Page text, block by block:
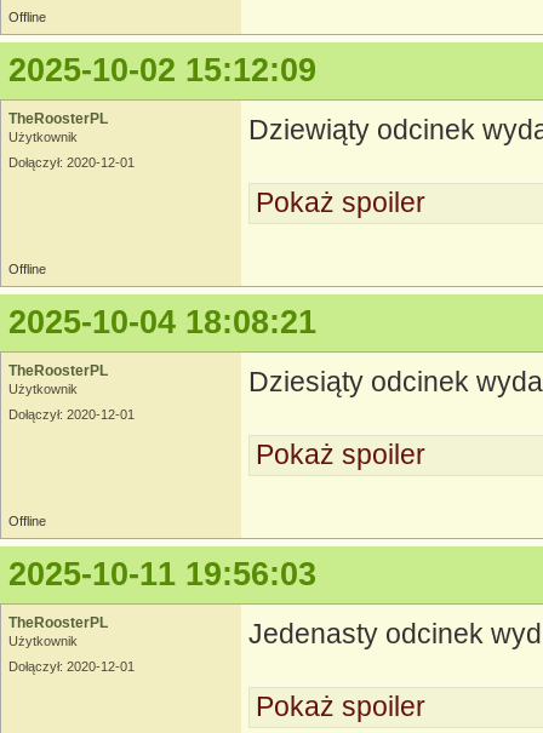
Offline
2025-10-02 15:12:09
TheRoosterPL
Użytkownik
Dołączył: 2020-12-01
Dziewiąty odcinek
Pokaż spoiler
Offline
2025-10-04 18:08:21
TheRoosterPL
Użytkownik
Dołączył: 2020-12-01
Dziesiąty odcinek
Pokaż spoiler
Offline
2025-10-11 19:56:03
TheRoosterPL
Użytkownik
Dołączył: 2020-12-01
Jedenasty odcinek
Pokaż spoiler